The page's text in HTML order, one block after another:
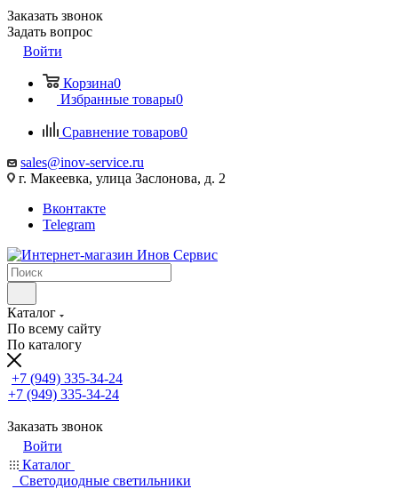
Заказать звонок
Задать вопрос
Войти
Корзина0
Избранные товары0
Сравнение товаров0
sales@inov-service.ru
г. Макеевка, улица Заслонова, д. 2
Вконтакте
Telegram
Каталог
По всему сайту
По каталогу
+7 (949) 335-34-24
+7 (949) 335-34-24
Заказать звонок
Войти
Каталог
Светодиодные светильники